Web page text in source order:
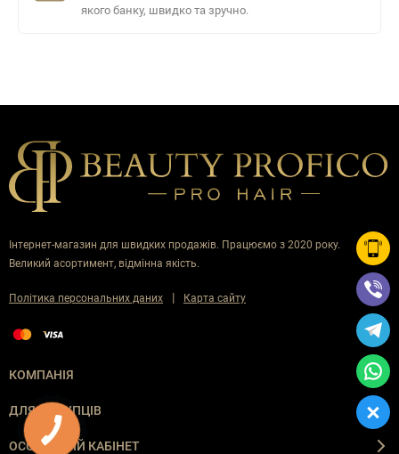
якого банку, швидко та зручно.
Інтернет-магазин для швидких продажів. Працюємо з 2020 року.
Великий асортимент, відмінна якість.
Політика персональних даних | Карта сайту
КОМПАНІЯ
ДЛЯ ПОКУПЦІВ
ОСОБИСТИЙ КАБІНЕТ